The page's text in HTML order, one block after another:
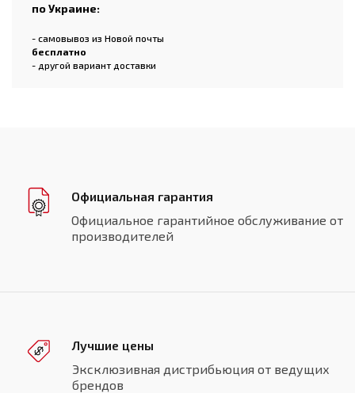
по Украине:
- самовывоз из Новой почты
бесплатно
- другой вариант доставки
Официальная гарантия
Официальное гарантийное обслуживание от
производителей
Лучшие цены
Эксклюзивная дистрибьюция от ведущих
брендов